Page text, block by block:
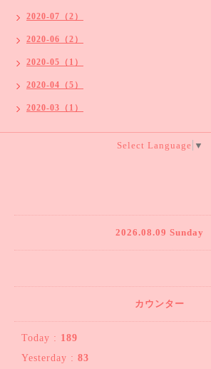
2020-07（2）
2020-06（2）
2020-05（1）
2020-04（5）
2020-03（1）
Select Language ▼
2026.08.09 Sunday
カウンター
Today : 189
Yesterday : 83